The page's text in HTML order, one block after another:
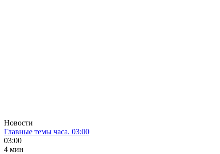
Новости
Главные темы часа. 03:00
03:00
4 мин